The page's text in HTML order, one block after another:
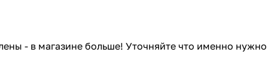
- в магазине больше! Уточняйте что именно нужно